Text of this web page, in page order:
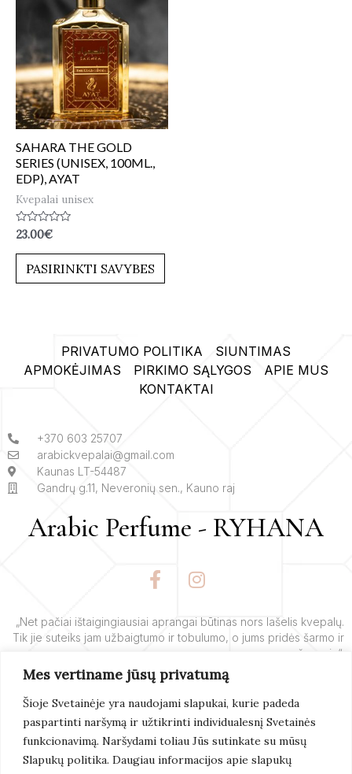
Mes vertiname jūsų privatumą
Šioje Svetainėje yra naudojami slapukai, kurie padeda
paspartinti naršymą ir užtikrinti individualesnį Svetainės
funkcionavimą. Naršydami toliau Jūs sutinkate su mūsų
Slapukų politika. Daugiau informacijos apie slapukų
SAHARA THE GOLD
SERIES (UNISEX, 100ML.,
EDP), AYAT
Kvepalai unisex
Įvertinimas:
iš
23.00€
PASIRINKTI SAVYBES
PRIVATUMO POLITIKA
SIUNTIMAS
APMOKĖJIMAS
PIRKIMO SĄLYGOS
APIE MUS
KONTAKTAI
+370 603 25707
arabickvepalai@gmail.com
Kaunas LT-54487
Gandrų g.11, Neveronių sen., Kauno raj
Arabic Perfume - RYHANA
F
a
e
b
o
k
-
f
I
n
t
a
g
r
a
m
„Net pačiai ištaigingiausiai aprangai būtinas nors lašelis kvepalų.
Tik jie suteiks jam užbaigtumo ir tobulumo, o jums pridės šarmo ir
žavesio“.
SkaitytiDaugiau